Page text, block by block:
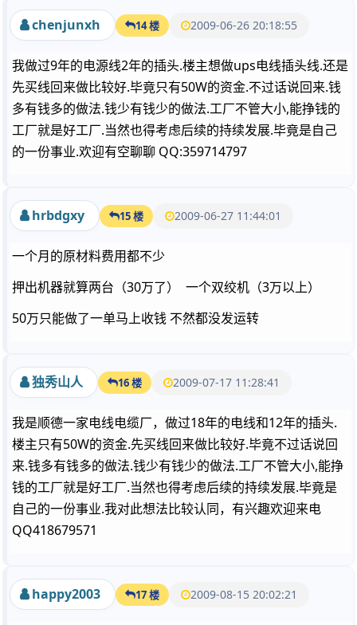
chenjunxh 14 楼 2009-06-26 20:18:55
我做过9年的电源线2年的插头.楼主想做ups电线插头线.还是
先买线回来做比较好.毕竟只有50W的资金.不过话说回来.钱
多有钱多的做法.钱少有钱少的做法.工厂不管大小,能挣钱的
工厂就是好工厂.当然也得考虑后续的持续发展.毕竟是自己
的一份事业.欢迎有空聊聊 QQ:359714797
hrbdgxy 15 楼 2009-06-27 11:44:01
一个月的原材料费用都不少
押出机器就算两台（30万了） 一个双绞机（3万以上）
50万只能做了一单马上收钱 不然都没发运转
独秀山人 16 楼 2009-07-17 11:28:41
我是顺德一家电线电缆厂，做过18年的电线和12年的插头.
楼主只有50W的资金.先买线回来做比较好.毕竟不过话说回
来.钱多有钱多的做法.钱少有钱少的做法.工厂不管大小,能挣
钱的工厂就是好工厂.当然也得考虑后续的持续发展.毕竟是
自己的一份事业.我对此想法比较认同，有兴趣欢迎来电
QQ418679571
happy2003 17 楼 2009-08-15 20:02:21